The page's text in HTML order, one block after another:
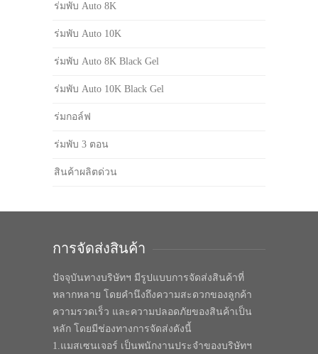
ร่มพับ Auto 8K
ร่มพับ Auto 10K
ร่มพับ Auto 8K Black Gel
ร่มพับ Auto 10K Black Gel
ร่มกอล์ฟ
ร่มพับ 3 ตอน
สินค้าผลิตด่วน
การจัดส่งสินค้า
ปัจจุบันทางบริษัทฯ มีรูปแบบการจัดส่งสินค้าที่
หลากหลาย โดยคำนึงถึงความสะดวกของลูกค้า
ความรวดเร็ว และความปลอดภัยของสินค้าเป็น
หลัก โดยมีช่องทางการจัดส่งดังนี้
1.แมสเซนเจอร์ เป็นพนักงานประจำของบริษัทฯ